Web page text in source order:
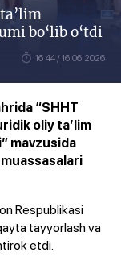
bo‘lib o‘tdi
16:44 / 16.06.2026
“SHHT
oliy ta’lim
mavzusida
Respublikasi
tayyorlash va
etdi.